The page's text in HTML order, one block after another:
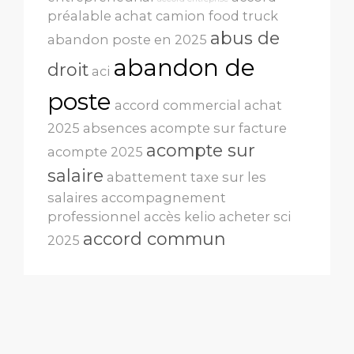
préalable achat camion food truck
abandon poste en 2025 abus de
droit aci abandon de
poste accord commercial achat
2025 absences acompte sur facture
acompte 2025 acompte sur
salaire abattement taxe sur les
salaires accompagnement
professionnel accès kelio acheter sci
2025 accord commun